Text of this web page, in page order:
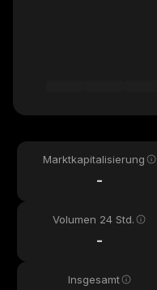
Marktkapitalisierung
-
Volumen 24 Std.
-
Insgesamt